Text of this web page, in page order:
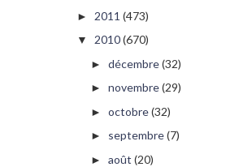
► 2011 (473)
▼ 2010(670)
► décembre(32)
► novembre(29)
► octobre(32)
► septembre(7)
► août (20)